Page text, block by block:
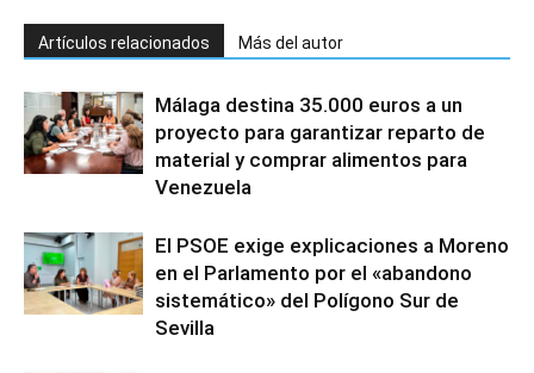
Artículos relacionados Más del autor
Málaga destina 35.000 euros a un
proyecto para garantizar reparto de
material y comprar alimentos para
Venezuela
El PSOE exige explicaciones a Moreno
en el Parlamento por el «abandono
sistemático» del Polígono Sur de
Sevilla